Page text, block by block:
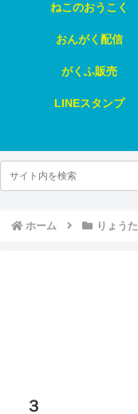
ねこのおうこく
おんがく配信
がくふ販売
LINEスタンプ
ホーム りょうた
３